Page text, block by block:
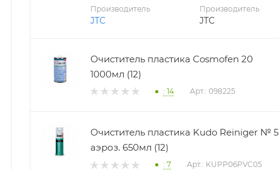
Производитель
JTC
Производитель
JTC
Очиститель пластика Cosmofen 20
1000мл (12)
: 14 Арт.: 098225
Очиститель пластика Kudo Reiniger № 5
аэроз. 650мл (12)
: 7 Арт.: KUPP06PVC05